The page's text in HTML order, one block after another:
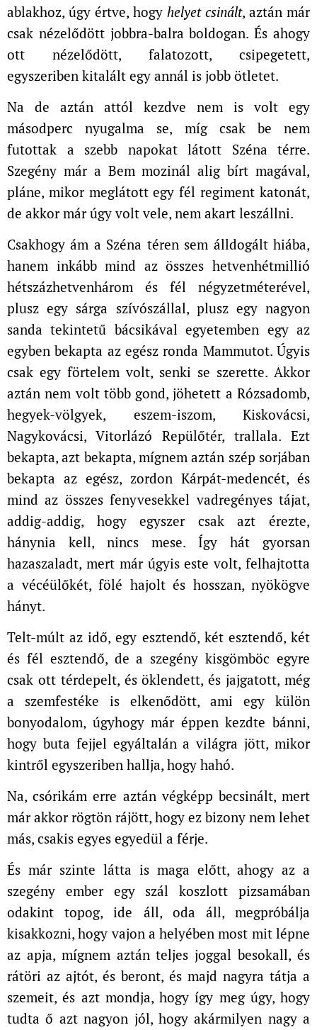
ablakhoz, úgy értve, hogy helyet csinált, aztán már
csak nézelődött jobbra-balra boldogan. És ahogy
ott nézelődött, falatozott, csipegetett,
egyszeriben kitalált egy annál is jobb ötletet.
Na de aztán attól kezdve nem is volt egy
másodperc nyugalma se, míg csak be nem
futottak a szebb napokat látott Széna térre.
Szegény már a Bem mozinál alig bírt magával,
pláne, mikor meglátott egy fél regiment katonát,
de akkor már úgy volt vele, nem akart leszállni.
Csakhogy ám a Széna téren sem álldogált hiába,
hanem inkább mind az összes hetvenhétmillió
hétszázhetvenhárom és fél négyzetméterével,
plusz egy sárga szívószállal, plusz egy nagyon
sanda tekintetű bácsikával egyetemben egy az
egyben bekapta az egész ronda Mammutot. Úgyis
csak egy förtelem volt, senki se szerette. Akkor
aztán nem volt több gond, jöhetett a Rózsadomb,
hegyek-völgyek, eszem-iszom, Kiskovácsi,
Nagykovácsi, Vitorlázó Repülőtér, trallala. Ezt
bekapta, azt bekapta, mígnem aztán szép sorjában
bekapta az egész, zordon Kárpát-medencét, és
mind az összes fenyvesekkel vadregényes tájat,
addig-addig, hogy egyszer csak azt érezte,
hánynia kell, nincs mese. Így hát gyorsan
hazaszaladt, mert már úgyis este volt, felhajtotta
a vécéülőkét, fölé hajolt és hosszan, nyökögve
hányt.
Telt-múlt az idő, egy esztendő, két esztendő, két
és fél esztendő, de a szegény kisgömböc egyre
csak ott térdepelt, és öklendett, és jajgatott, még
a szemfestéke is elkenődött, ami egy külön
bonyodalom, úgyhogy már éppen kezdte bánni,
hogy buta fejjel egyáltalán a világra jött, mikor
kintről egyszeriben hallja, hogy hahó.
Na, csórikám erre aztán végképp becsinált, mert
már akkor rögtön rájött, hogy ez bizony nem lehet
más, csakis egyes egyedül a férje.
És már szinte látta is maga előtt, ahogy az a
szegény ember egy szál koszlott pizsamában
odakint topog, ide áll, oda áll, megpróbálja
kisakkozni, hogy vajon a helyében most mit lépne
az apja, mígnem aztán teljes joggal besokall, és
rátöri az ajtót, és beront, és majd nagyra tátja a
szemeit, és azt mondja, hogy így meg úgy, hogy
tudta ő azt nagyon jól, hogy akármilyen nagy a